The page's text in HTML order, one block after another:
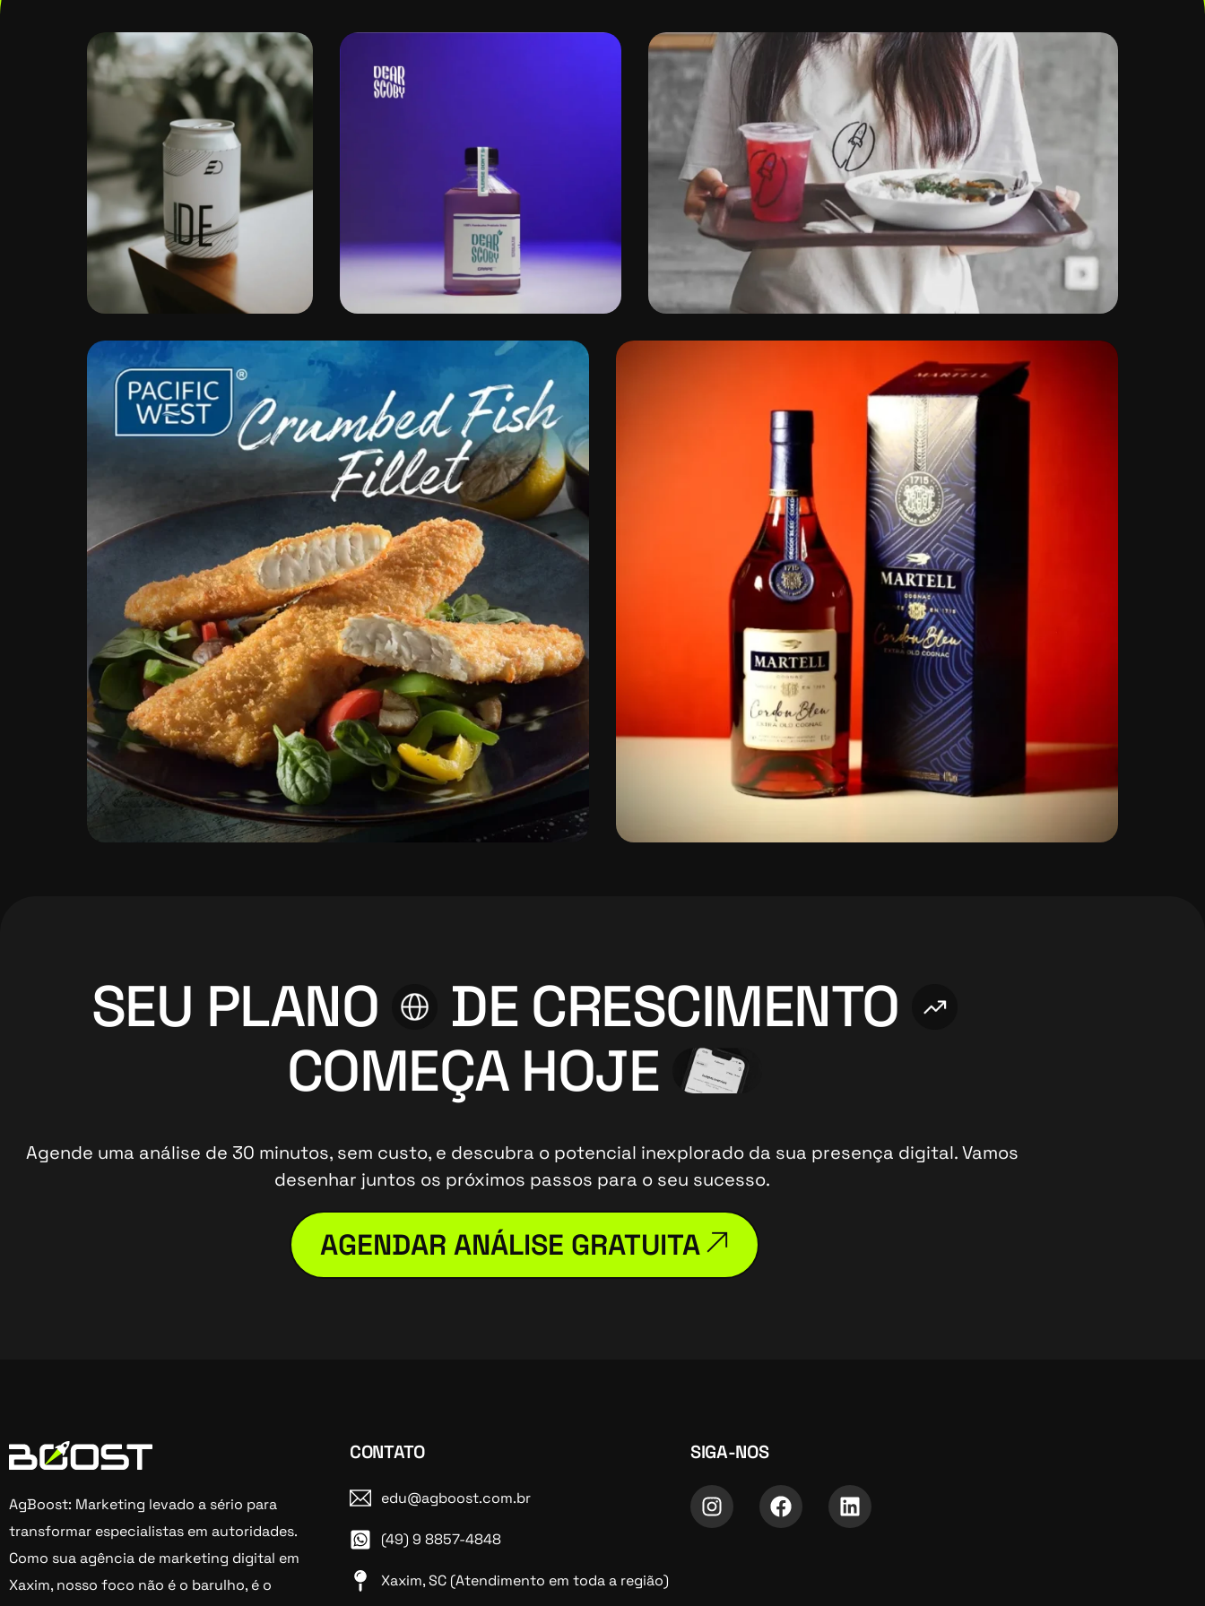
SEU PLANO
DE CRESCIMENTO
COMEÇA HOJE
Agende uma análise de 30 minutos, sem custo, e descubra o potencial inexplorado da sua presença digital. Vamos
desenhar juntos os próximos passos para o seu sucesso.
AGENDAR ANÁLISE GRATUITA
AgBoost: Marketing levado a sério para
transformar especialistas em autoridades.
Como sua agência de marketing digital em
Xaxim, nosso foco não é o barulho, é o
CONTATO
edu@agboost.com.br
(49) 9 8857-4848
Xaxim, SC (Atendimento em toda a região)
SIGA-NOS